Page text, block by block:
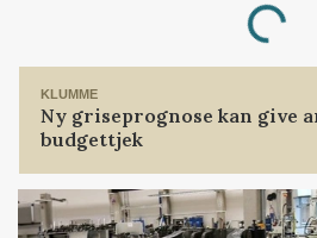
Loading...
KLUMME
Ny griseprognose kan give
budgettjek